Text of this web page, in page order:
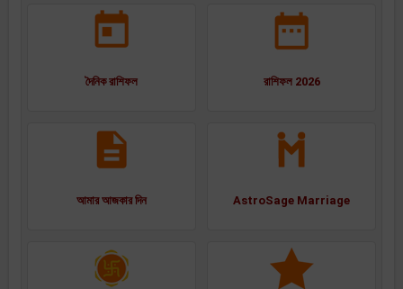
দৈনিক রাশিফল রাশিফল 2026
আমার আজকার দিন AstroSage Marriage